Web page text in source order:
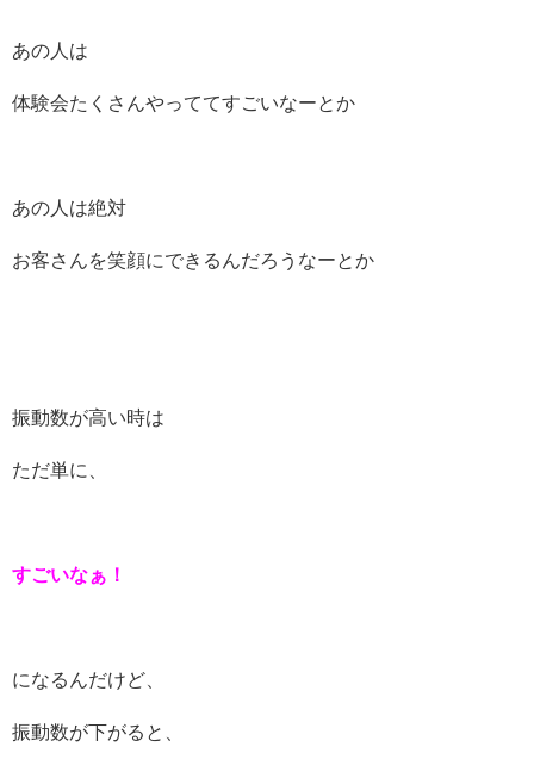
あの人は
体験会たくさんやっててすごいなーとか
あの人は絶対
お客さんを笑顔にできるんだろうなーとか
振動数が高い時は
ただ単に、
すごいなぁ！
になるんだけど、
振動数が下がると、